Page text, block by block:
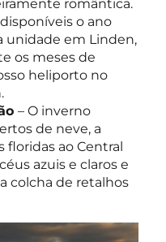
romântica.
o ano
unidade em Linden,
os meses de
heliporto no
– O inverno
de neve, a
floridas ao Central
azuis e claros e
colcha de retalhos